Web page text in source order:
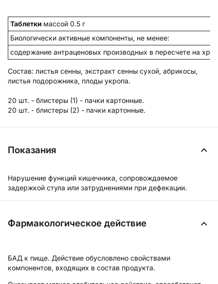
Таблетки массой 0.5 г
Биологически активные компоненты, не менее:
содержание антраценовых производных в пересчете на
Состав: листья сенны, экстракт сенны сухой, абрикосы,
листья подорожника, плоды укропа.
20 шт. - блистеры (1) - пачки картонные.
20 шт. - блистеры (2) - пачки картонные.
Показания
Нарушение функций кишечника, сопровождаемое
задержкой стула или затруднениями при дефекации.
Фармакологическое действие
БАД к пище. Действие обусловлено свойствами
компонентов, входящих в состав продукта.